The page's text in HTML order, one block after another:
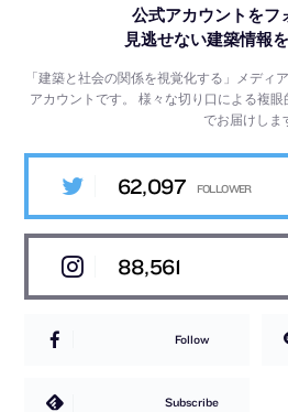
公式アカウントをフ
見逃せない建築情報
「建築と社会の関係を視覚化する」メディ
アカウントです。様々な切り口による複
でお届けしま
62,097
88,561
Follow
Subscribe